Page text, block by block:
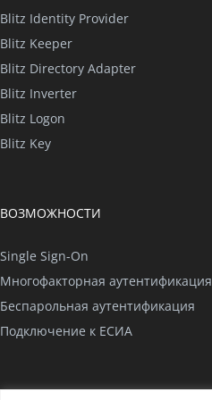
Blitz Identity Provider
Blitz Keeper
Blitz Directory Adapter
Blitz Inverter
Blitz Logon
Blitz Key
ВОЗМОЖНОСТИ
Single Sign-On
Многофакторная аутентификация
Беспарольная аутентификация
Подключение к ЕСИА